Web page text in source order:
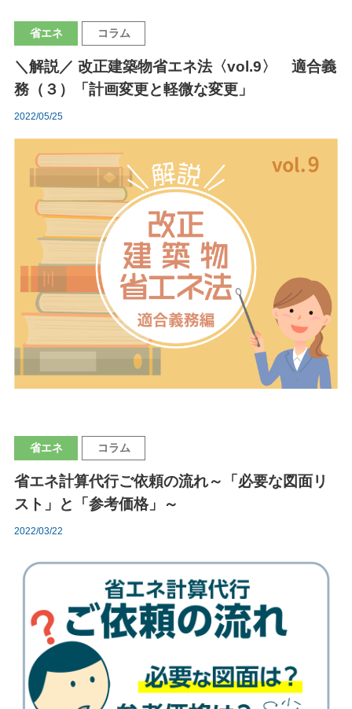
省エネ コラム
＼解説／ 改正建築物省エネ法〈vol.9〉 適合義
務（３）「計画変更と軽微な変更」
2022/05/25
省エネ コラム
省エネ計算代行ご依頼の流れ～「必要な図面リ
スト」と「参考価格」～
2022/03/22